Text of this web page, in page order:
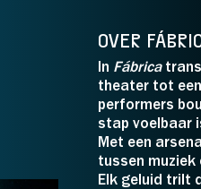
*Dit is een
prijssoorten
OVER
In Fábrica
theater tot
performers
stap voelbaar
Met een
tussen muziek
Elk geluid trilt